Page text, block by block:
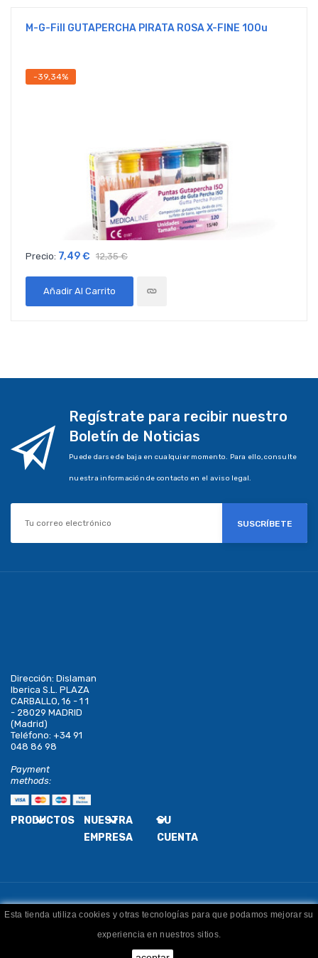
M-G-Fill GUTAPERCHA PIRATA ROSA X-FINE 100u
-39,34%
Precio: 7,49 € 12,35 €
Añadir Al Carrito
Regístrate para recibir nuestro
Boletín de Noticias
Puede darse de baja en cualquier momento. Para ello, consulte
nuestra información de contacto en el aviso legal.
SUSCRÍBETE
Dirección: Dislaman
Iberica S.L. PLAZA
CARBALLO, 16 - 1 1
- 28029 MADRID
(Madrid)
Teléfono: +34 91
048 86 98
Payment
methods:
PRODUCTOS
NUESTRA
EMPRESA
SU
CUENTA
Esta tienda utiliza cookies y otras tecnologías para que podamos mejorar su
experiencia en nuestros sitios.
Dislaman . Todos los derechos reservados